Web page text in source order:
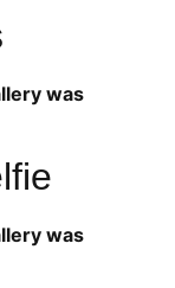
was
was